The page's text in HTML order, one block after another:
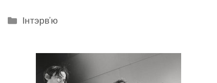
Categories
Інтэрв'ю